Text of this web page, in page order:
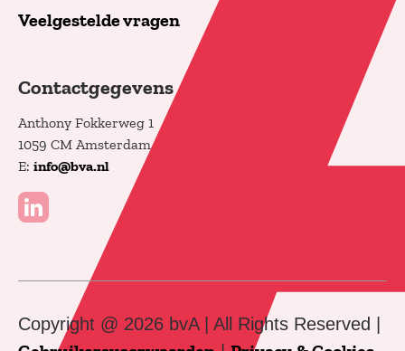
Veelgestelde vragen
Contactgegevens
Anthony Fokkerweg 1
1059 CM Amsterdam
E: info@bva.nl
Copyright @ 2026 bvA | All Rights Reserved |